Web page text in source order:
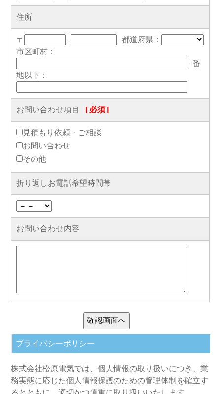
住所
〒 -
都道府県：
市区町村：
番
地以下：
お問い合わせ項目 [必須]
見積もり依頼・ご相談
お問い合わせ
その他
折り返しお電話希望時間帯
お問い合わせ内容
プライバシーポリシー
株式会社松原電気では、個人情報の取り扱いにつき、業
務実態に応じた個人情報保護のための管理体制を確立す